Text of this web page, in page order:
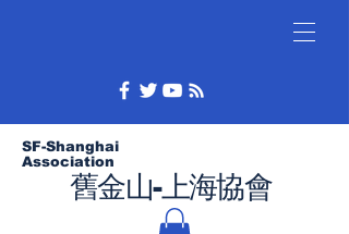
舊金山-上海協會
SF-Shanghai
Association